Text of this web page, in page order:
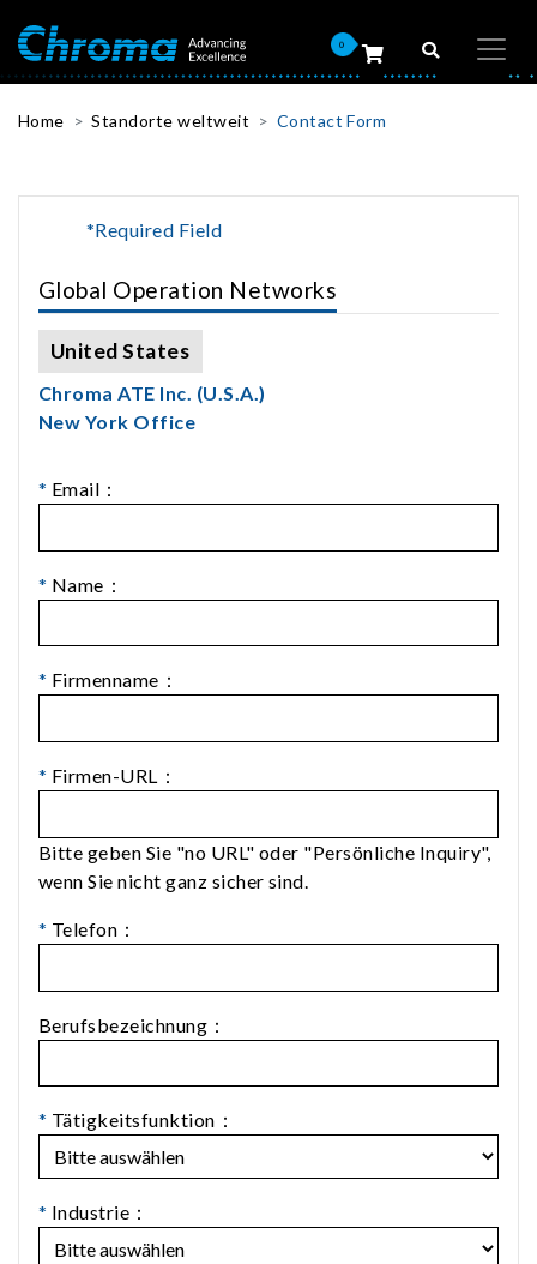
0
Home Standorte weltweit Contact Form
*Required Field
Global Operation Networks
United States
Chroma ATE Inc. (U.S.A.)
New York Office
* Email：
* Name：
* Firmenname：
* Firmen-URL：
Bitte geben Sie "no URL" oder "Persönliche Inquiry",
wenn Sie nicht ganz sicher sind.
* Telefon：
Berufsbezeichnung：
* Tätigkeitsfunktion：
* Industrie：